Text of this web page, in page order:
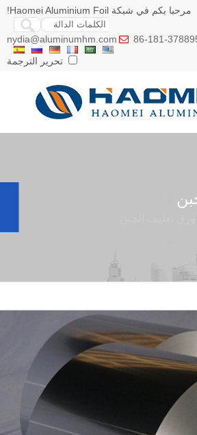
مرحبا بكم في شبكة Haomei Aluminium Foil!
86-181-

nydia@aluminumhm.com
تحرير الترجمة
تغليف الجبن